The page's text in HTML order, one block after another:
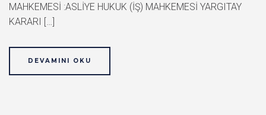
MAHKEMESİ :ASLİYE HUKUK (İŞ) MAHKEMESİ YARGITAY
KARARI […]
DEVAMINI OKU